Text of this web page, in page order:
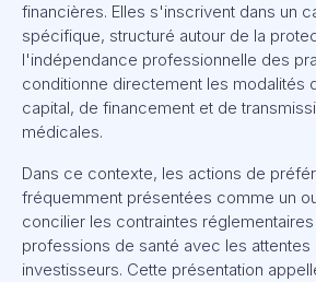
financières. Elles s'inscrivent dans un
spécifique, structuré autour de la
l'indépendance professionnelle des
conditionne directement les modalités
capital, de financement et de
médicales.
Dans ce contexte, les actions de
fréquemment présentées comme un
concilier les contraintes
professions de santé avec les
investisseurs. Cette présentation